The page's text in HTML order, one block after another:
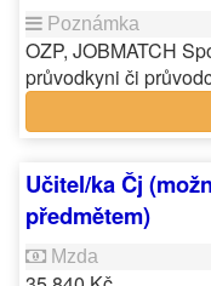
OZP, JOBMATCH
průvodkyni či
Učitel/ka Čj
předmětem)